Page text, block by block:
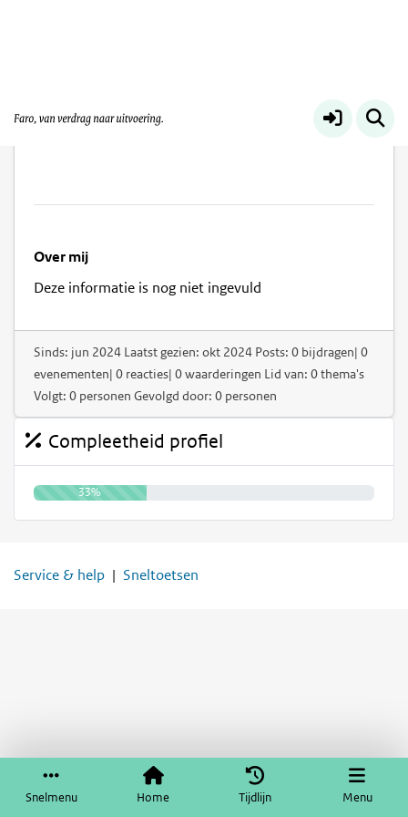
Snelmenu Home Tijdlijn Menu
Over mij
Deze informatie is nog niet ingevuld
Sinds: jun 2024 Laatst gezien: okt 2024 Posts: 0 bijdragen| 0
evenementen| 0 reacties| 0 waarderingen Lid van: 0 thema's
Volgt: 0 personen Gevolgd door: 0 personen
Compleetheid profiel
33%
Service & help Sneltoetsen